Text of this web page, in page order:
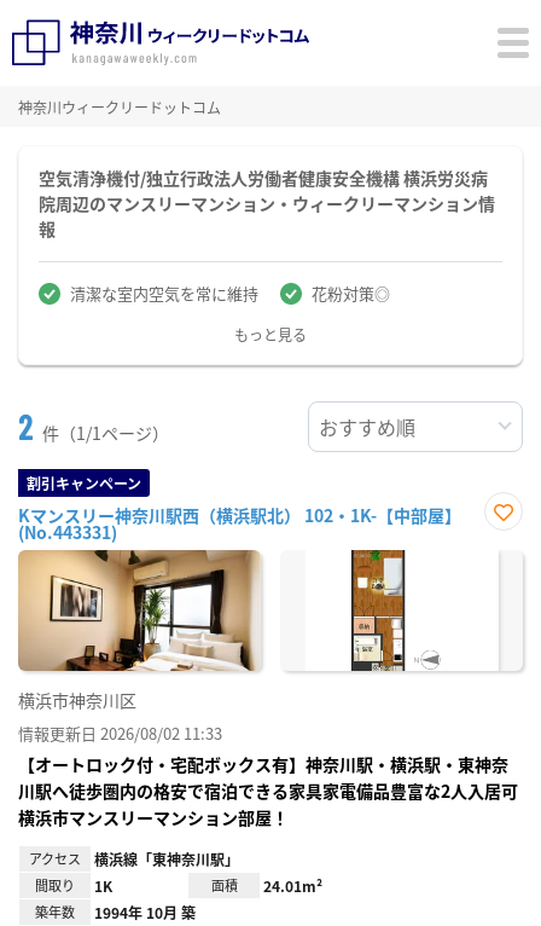
神奈川ウィークリードットコム
空気清浄機付/独立行政法人労働者健康安全機構 横浜労災病
院周辺のマンスリーマンション・ウィークリーマンション情
報
清潔な室内空気を常に維持 花粉対策◎
もっと見る
2 件（1/1ページ）
割引キャンペーン
Kマンスリー神奈川駅西（横浜駅北） 102・1K-【中部屋】
(No.443331)
に入
横浜市神奈川区
情報更新日 2026/08/02 11:33
【オートロック付・宅配ボックス有】神奈川駅・横浜駅・東神奈
川駅へ徒歩圏内の格安で宿泊できる家具家電備品豊富な2人入居可
横浜市マンスリーマンション部屋！
アクセス 横浜線「東神奈川駅」
間取り 1K 面積 24.01m²
築年数 1994年 10月 築